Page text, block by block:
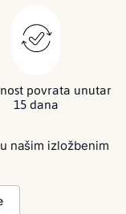
povrata unutar
15 dana
našim izložbenim